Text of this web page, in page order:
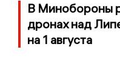
В Минобороны
дронах над
на 1 августа